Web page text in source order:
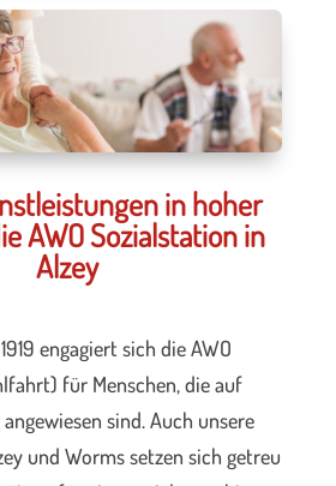
in hoher
AWO Sozialstation in
Alzey
engagiert sich die AWO
für Menschen, die auf
sind. Auch unsere
und Worms setzen sich getreu